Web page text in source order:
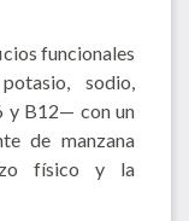
funcionales
sodio,
y B12— con un
de manzana
físico y la